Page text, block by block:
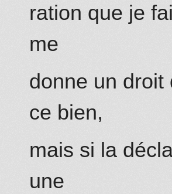
ration que je
me
donne un droit
ce bien,
mais si la
une